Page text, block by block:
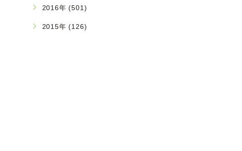
2016年 (501)
2015年 (126)